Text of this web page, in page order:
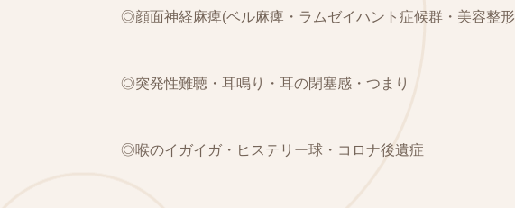
◎顔面神経麻痺(ベル麻痺・ラムゼイハント症候群・美容整
◎突発性難聴・耳鳴り・耳の閉塞感・つまり
◎喉のイガイガ・ヒステリー球・コロナ後遺症